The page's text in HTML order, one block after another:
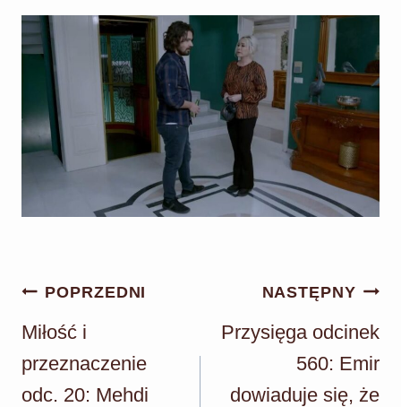
Nawigacja
wpisu
POPRZEDNI
Miłość i
przeznaczenie
odc. 20: Mehdi
NASTĘPNY
Przysięga odcinek
560: Emir
dowiaduje się, że